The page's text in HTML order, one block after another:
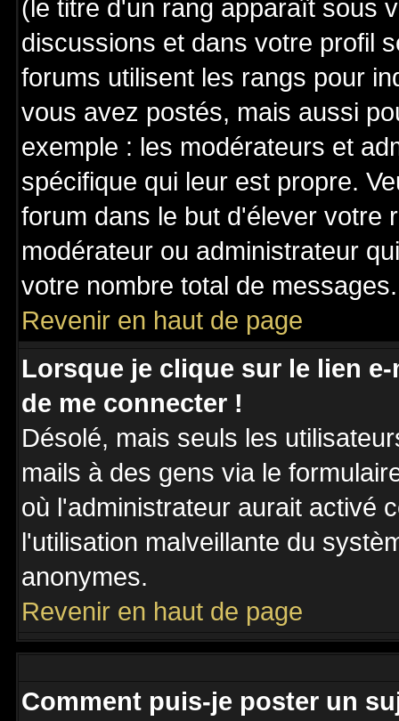
(le titre d'un rang apparaît sous
discussions et dans votre profil
forums utilisent les rangs pour
vous avez postés, mais aussi
exemple : les modérateurs et
spécifique qui leur est propre.
forum dans le but d'élever votre
modérateur ou administrateur
votre nombre total de messages.
Revenir en haut de page
Lorsque je clique sur le lien
de me connecter !
Désolé, mais seuls les
mails à des gens via le
où l'administrateur aurait activé
l'utilisation malveillante du
anonymes.
Revenir en haut de page
Comment puis-je poster un